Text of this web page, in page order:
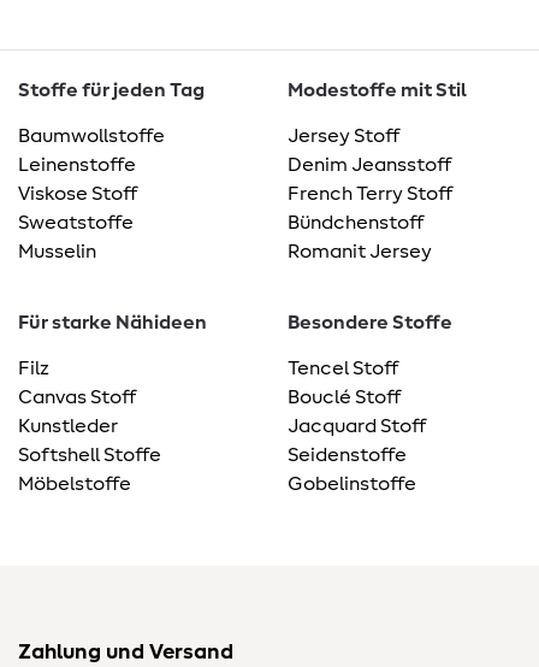
Stoffe für jeden Tag
Baumwollstoffe
Leinenstoffe
Viskose Stoff
Sweatstoffe
Musselin
Modestoffe mit Stil
Jersey Stoff
Denim Jeansstoff
French Terry Stoff
Bündchenstoff
Romanit Jersey
Für starke Nähideen
Filz
Canvas Stoff
Kunstleder
Softshell Stoffe
Möbelstoffe
Besondere Stoffe
Tencel Stoff
Bouclé Stoff
Jacquard Stoff
Seidenstoffe
Gobelinstoffe
Zahlung und Versand